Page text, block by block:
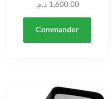
1,600.00 د.م.
Commander